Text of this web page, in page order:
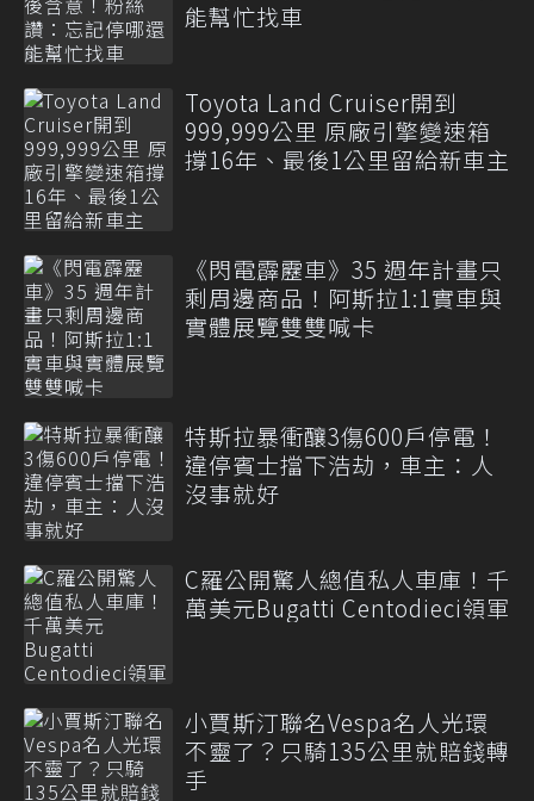
能幫忙找車
Toyota Land Cruiser開到
999,999公里 原廠引擎變速箱
撐16年、最後1公里留給新車主
《閃電霹靂車》35 週年計畫只
剩周邊商品！阿斯拉1:1實車與
實體展覽雙雙喊卡
特斯拉暴衝釀3傷600戶停電！
違停賓士擋下浩劫，車主：人
沒事就好
C羅公開驚人總值私人車庫！千
萬美元Bugatti Centodieci領軍
小賈斯汀聯名Vespa名人光環
不靈了？只騎135公里就賠錢轉
手